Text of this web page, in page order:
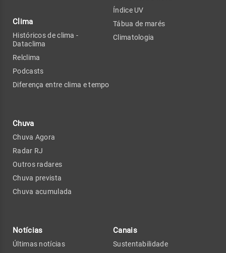
Clima
Históricos de clima -
Dataclima
Relclima
Podcasts
Diferença entre clima e tempo
Chuva
Chuva Agora
Radar RJ
Outros radares
Chuva prevista
Chuva acumulada
Índice UV
Tábua de marés
Climatologia
Notícias
Últimas notícias
Canais
Sustentabilidade